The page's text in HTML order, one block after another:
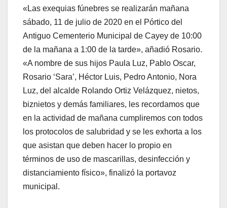
«Las exequias fúnebres se realizarán mañana
sábado, 11 de julio de 2020 en el Pórtico del
Antiguo Cementerio Municipal de Cayey de 10:00
de la mañana a 1:00 de la tarde», añadió Rosario.
«A nombre de sus hijos Paula Luz, Pablo Oscar,
Rosario ‘Sara’, Héctor Luis, Pedro Antonio, Nora
Luz, del alcalde Rolando Ortiz Velázquez, nietos,
biznietos y demás familiares, les recordamos que
en la actividad de mañana cumpliremos con todos
los protocolos de salubridad y se les exhorta a los
que asistan que deben hacer lo propio en
términos de uso de mascarillas, desinfección y
distanciamiento físico», finalizó la portavoz
municipal.